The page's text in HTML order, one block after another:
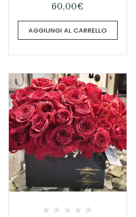
60,00€
AGGIUNGI AL CARRELLO